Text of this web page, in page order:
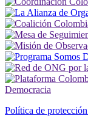
Política de